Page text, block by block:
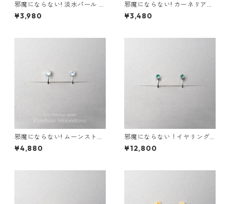
邪魔にならない! 淡水パール イ
ヤリング 金属アレルギー サー
ジカルステンレス スキンジュ
¥3,980
邪魔にならない! カーネリアン
イヤリング AAA サージカルス
テンレス 金属アレルギー スキ
¥3,480
邪魔にならない! ムーンストー
ン イヤリング AAA レインボ
ー サージカルステンレス 金属
¥4,880
邪魔にならない！イヤリング
エメラルド AAA サージカルス
テンレス 金属アレルギー スキ
¥12,800